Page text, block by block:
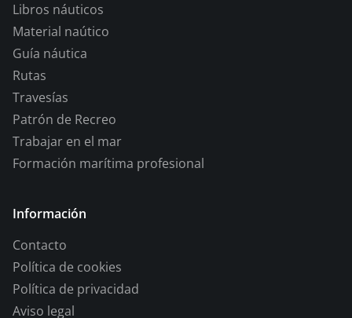
Libros náuticos
Material naútico
Guía náutica
Rutas
Travesías
Patrón de Recreo
Trabajar en el mar
Formación marítima profesional
Información
Contacto
Política de cookies
Política de privacidad
Aviso legal